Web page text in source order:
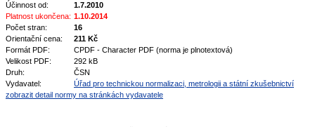
Účinnost od:
1.7.2010
Platnost ukončena: 1.10.2014
Počet stran:
16
Orientační cena:
211 Kč
Formát PDF:
CPDF - Character PDF (norma je plnotextová)
Velikost PDF:
292 kB
Druh:
ČSN
Vydavatel:
Úřad pro technickou normalizaci, metrologii a státní zkušebnictví
zobrazit detail normy na stránkách vydavatele